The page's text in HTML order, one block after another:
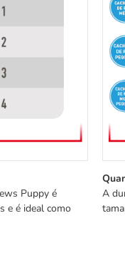
Puppy é
e é ideal como
A